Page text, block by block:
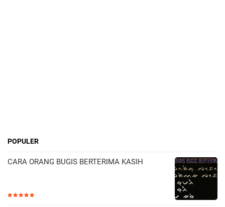
POPULER
CARA ORANG BUGIS BERTERIMA KASIH